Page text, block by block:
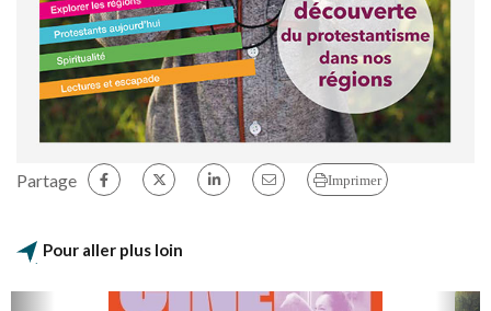
Partage Imprimer
Pour aller plus loin